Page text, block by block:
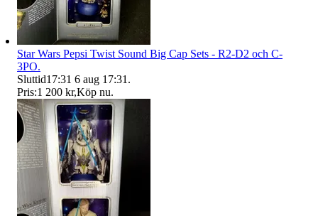
Star Wars Pepsi Twist Sound Big Cap Sets - R2-D2 och C-
3PO.
Sluttid17:31 6 aug 17:31 .
Pris:1 200 kr,Köp nu.